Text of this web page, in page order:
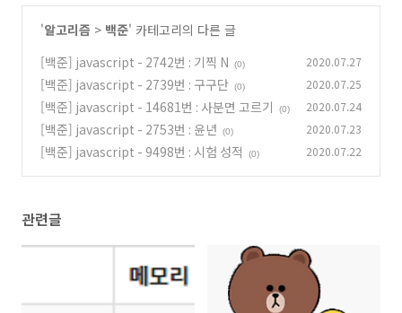
'알고리즘 > 백준' 카테고리의 다른 글
[백준] javascript - 2742번 : 기찍 N
(0) 2020.07.27
[백준] javascript - 2739번 : 구구단 (0) 2020.07.25
[백준] javascript - 14681번 : 사분면 고르기 (0) 2020.07.24
[백준] javascript - 2753번 : 윤년 (0) 2020.07.23
[백준] javascript - 9498번 : 시험 성적 (0) 2020.07.22
관련글